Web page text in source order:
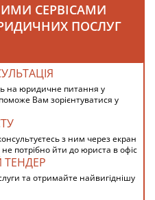
СЕРВІСАМИ
ПОСЛУГ
на юридичне питання у
Вам зорієнтуватися у
з ним через екран
потрібно йти до юриста в офіс
ТЕНДЕР
та отримайте найвигіднішу